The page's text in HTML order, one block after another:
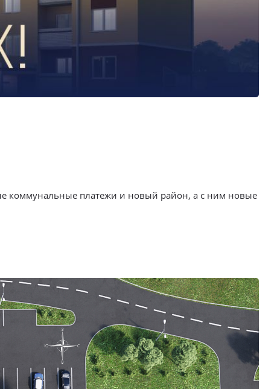
коммунальные платежи и новый район, а с ним новые